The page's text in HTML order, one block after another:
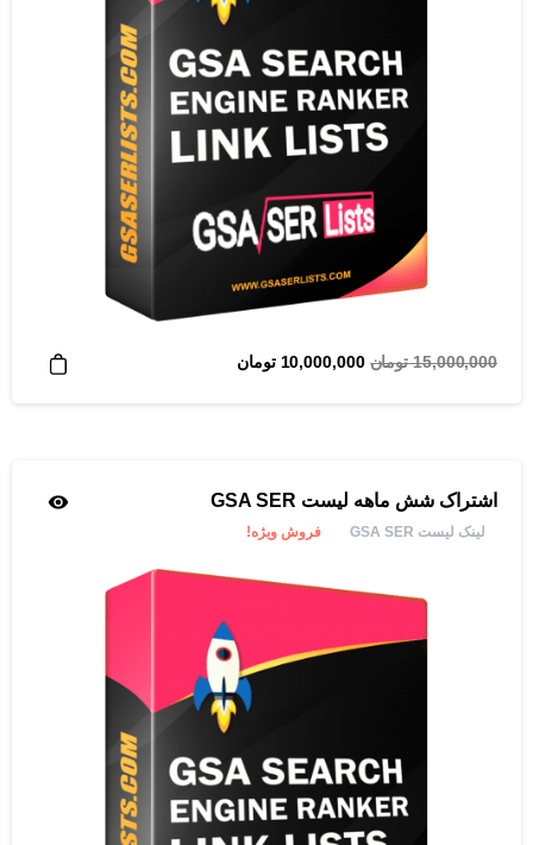
15,000,000 تومان قیمت
10,000,000 تومانقیمت
اشتراک شش ماهه لیست GSA SER
لینک لیست GSA SER فروش ویژه!